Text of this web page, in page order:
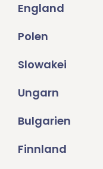
England
Polen
Slowakei
Ungarn
Bulgarien
Finnland